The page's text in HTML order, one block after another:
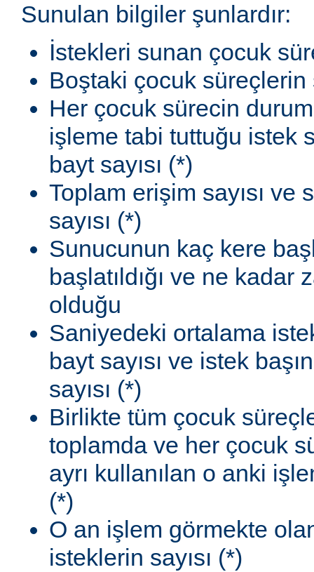
Sunulan bilgiler şunlardır:
İstekleri sunan çocuk
Boştaki çocuk süreçlerin
Her çocuk sürecin
işleme tabi tuttuğu istek
bayt sayısı (*)
Toplam erişim sayısı ve
sayısı (*)
Sunucunun kaç kere
başlatıldığı ve ne kadar
olduğu
Saniyedeki ortalama
bayt sayısı ve istek
sayısı (*)
Birlikte tüm çocuk
toplamda ve her çocuk
ayrı kullanılan o anki
(*)
O an işlem görmekte
isteklerin sayısı (*)